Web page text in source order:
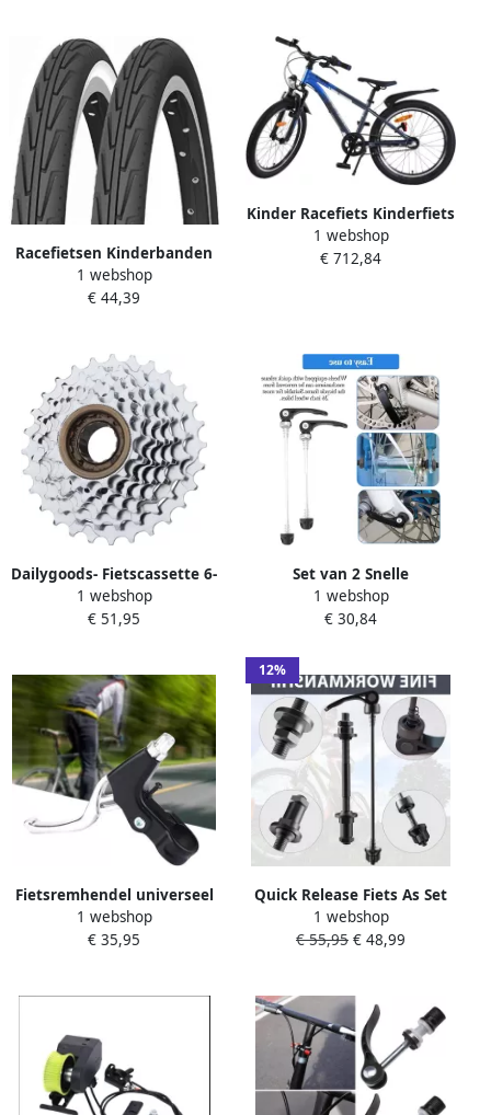
Racefietsen Kinderbanden
37-390 zwart wit Veilig en
Stedelijk Gebruik
1 webshop
€ 44,39
Kinder Racefiets Kinderfiets
20 inch Sportief Fietsen
Lichtgewicht Frame 20 inch
1 webshop
€ 712,84
Dailygoods- Fietscassette 6-
9 Versnellingen Roestvrij
Staal Vrijloop MTB Racefiets
1 webshop
€ 51,95
Set van 2 Snelle
Ontgrendeling Skewers
voor Fietsen Geschikt voor
Achterwielen Ideaal voor
Racefietsen en
Mountainbikes
1 webshop
€ 30,84
Fietsremhendel universeel
voor kinderfiets BMX
racefiets diameter 2 cm
1 webshop
€ 35,95
12%
Quick Release Fiets As Set
voor Racefiets en
Mountainbike 25mm Wiel
1 webshop
€ 55,95 € 48,99